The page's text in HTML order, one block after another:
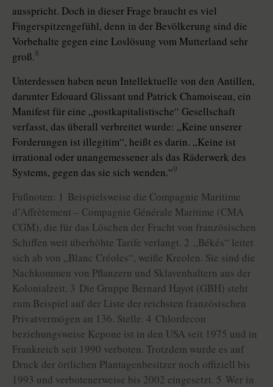
ausspricht. Doch in dieser Frage braucht es viel
Fingerspitzengefühl, denn in der Bevölkerung sind die
Vorbehalte gegen eine Loslösung vom Mutterland sehr
groß.8
Unterdessen haben neun Intellektuelle von den Antillen,
darunter Edouard Glissant und Patrick Chamoiseau, ein
Manifest für eine „postkapitalistische“ Gesellschaft
verfasst, das überall verbreitet wurde: „Keine unserer
Forderungen ist illegitim“, heißt es darin. „Keine ist
irrational oder unangemessener als das Räderwerk des
Systems, gegen das sie sich wenden.“9
Fußnoten: 1 Beispielsweise die Compagnie Maritime
d’Affrètement – Compagnie Générale Maritime (CMA
CGM), die für das Löschen der Fracht von französischen
Schiffen weit überhöhte Tarife verlangt. 2 „Békés“ leitet
sich ab von „Blanc Créoles“, weiße Kreolen. Sie sind die
Nachkommen von Pflanzern und Sklavenhaltern aus der
Kolonialzeit. 3 Die Gruppe Bernard Hayot (GBH) steht
zum Beispiel auf der Liste der reichsten französischen
Privatvermögen an 136. Stelle. 4 Chlordecon
beziehungsweise Kepone ist in den USA seit 1975 und in
Frankreich seit 1990 verboten. Trotzdem wurde es auf
Druck der örtlichen Plantagenbesitzer noch offiziell bis
1993 und verbotenerweise bis 2002 eingesetzt. 5 Wer in